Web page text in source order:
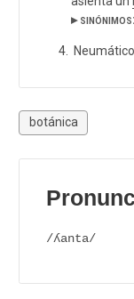
▸ sinónimos:
Neumático.
botánica
/ʎanta/